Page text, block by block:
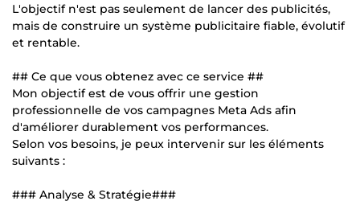
L'objectif n'est pas seulement de lancer des publicités,
mais de construire un système publicitaire fiable, évolutif
et rentable.
## Ce que vous obtenez avec ce service ##
Mon objectif est de vous offrir une gestion
professionnelle de vos campagnes Meta Ads afin
d'améliorer durablement vos performances.
Selon vos besoins, je peux intervenir sur les éléments
suivants :
### Analyse & Stratégie###